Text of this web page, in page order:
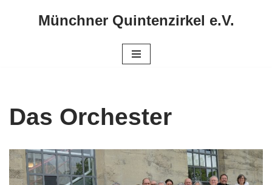
Münchner Quintenzirkel e.V.
Das Orchester